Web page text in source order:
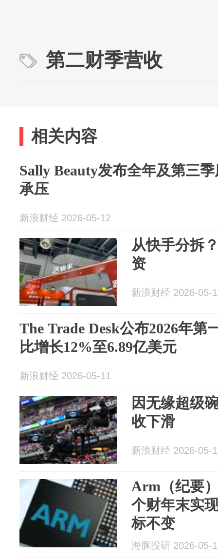
第二财季营收
相关内容
Sally Beauty发布全年及第三
承压
新浪财经 2026-05-12
从快手分拆
资
新浪财经 2026-05-
The Trade Desk公布2026年第
比增长12%至6.89亿美元
新浪财经 2026-05-11
因无缘超级
收下滑
新浪财经 2026-05-
Arm（纪要
个财年末实
标不变
海豚投研 2026-05-